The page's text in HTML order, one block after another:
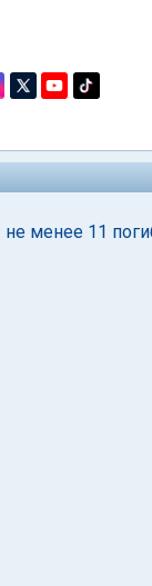
не менее 11